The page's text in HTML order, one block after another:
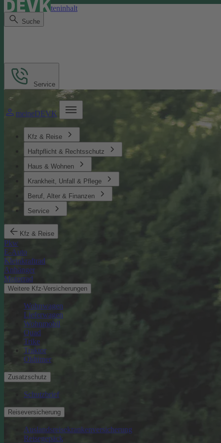
Direkt zum Seiteninhalt
Suche
meineDEVK
Kfz & Reise
Haftpflicht & Rechtsschutz
Haus & Wohnen
Krankheit, Unfall & Pflege
Beruf, Alter & Finanzen
Service
Kfz & Reise
Pkw
E-Auto
Kleinkraftrad
Anhänger
Motorrad
Weitere Kfz-Versicherungen
Wohnwagen
Lieferwagen
Wohnmobil
Quad
Trike
Traktor
Oldtimer
Zusatzschutz
Schutzbrief
Reiseversicherung
Auslandsreisekrankenversicherung
Reisegepäck
Service